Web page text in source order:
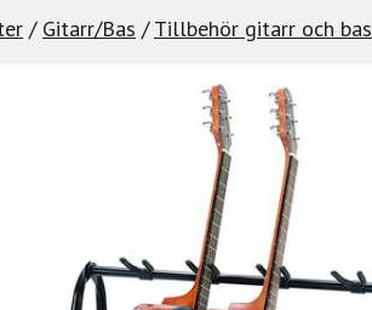
/ Gitarr/Bas /Tillbehör gitarr och bas